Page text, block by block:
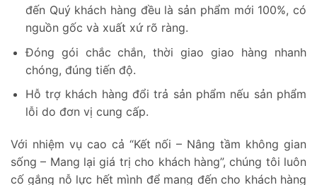
đến Quý khách hàng đều là sản phẩm mới 100%, có
nguồn gốc và xuất xứ rõ ràng.
Đóng gói chắc chắn, thời giao giao hàng nhanh
chóng, đúng tiến độ.
Hỗ trợ khách hàng đổi trả sản phẩm nếu sản phẩm
lỗi do đơn vị cung cấp.
Với nhiệm vụ cao cả “Kết nối – Nâng tầm không gian
sống – Mang lại giá trị cho khách hàng”, chúng tôi luôn
cố gắng nỗ lực hết mình để mang đến cho khách hàng